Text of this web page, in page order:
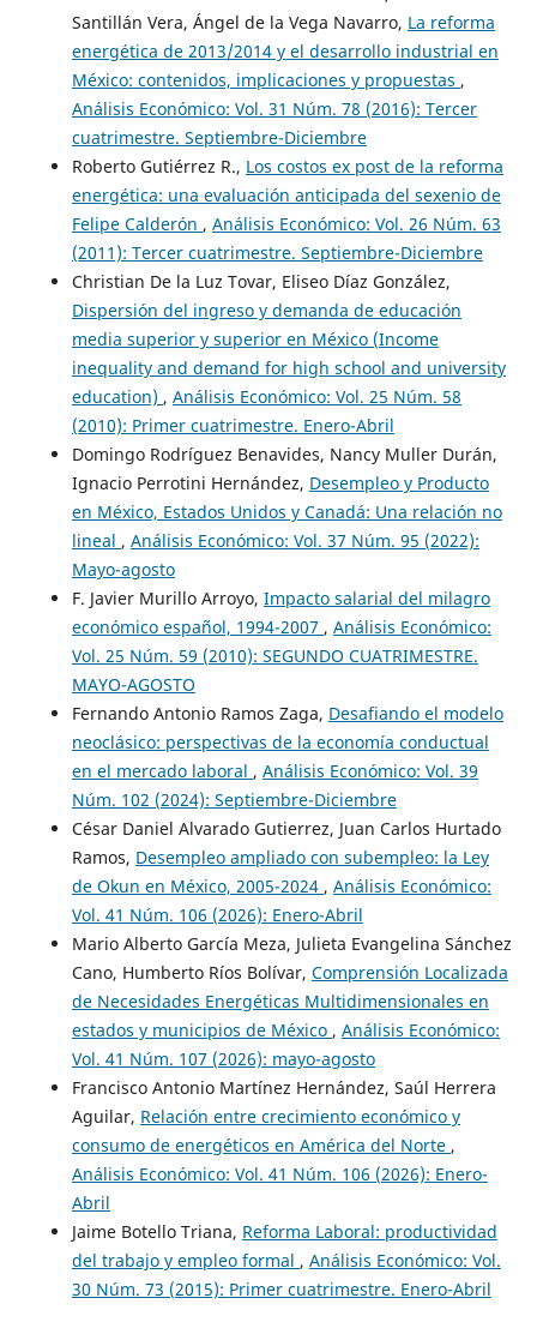
Santillán Vera, Ángel de la Vega Navarro, La reforma
energética de 2013/2014 y el desarrollo industrial en
México: contenidos, implicaciones y propuestas ,
Análisis Económico: Vol. 31 Núm. 78 (2016): Tercer
cuatrimestre. Septiembre-Diciembre
Roberto Gutiérrez R., Los costos ex post de la reforma
energética: una evaluación anticipada del sexenio de
Felipe Calderón , Análisis Económico: Vol. 26 Núm. 63
(2011): Tercer cuatrimestre. Septiembre-Diciembre
Christian De la Luz Tovar, Eliseo Díaz González,
Dispersión del ingreso y demanda de educación
media superior y superior en México (Income
inequality and demand for high school and university
education) , Análisis Económico: Vol. 25 Núm. 58
(2010): Primer cuatrimestre. Enero-Abril
Domingo Rodríguez Benavides, Nancy Muller Durán,
Ignacio Perrotini Hernández, Desempleo y Producto
en México, Estados Unidos y Canadá: Una relación no
lineal , Análisis Económico: Vol. 37 Núm. 95 (2022):
Mayo-agosto
F. Javier Murillo Arroyo, Impacto salarial del milagro
económico español, 1994-2007 , Análisis Económico:
Vol. 25 Núm. 59 (2010): SEGUNDO CUATRIMESTRE.
MAYO-AGOSTO
Fernando Antonio Ramos Zaga, Desafiando el modelo
neoclásico: perspectivas de la economía conductual
en el mercado laboral , Análisis Económico: Vol. 39
Núm. 102 (2024): Septiembre-Diciembre
César Daniel Alvarado Gutierrez, Juan Carlos Hurtado
Ramos, Desempleo ampliado con subempleo: la Ley
de Okun en México, 2005-2024 , Análisis Económico:
Vol. 41 Núm. 106 (2026): Enero-Abril
Mario Alberto García Meza, Julieta Evangelina Sánchez
Cano, Humberto Ríos Bolívar, Comprensión Localizada
de Necesidades Energéticas Multidimensionales en
estados y municipios de México , Análisis Económico:
Vol. 41 Núm. 107 (2026): mayo-agosto
Francisco Antonio Martínez Hernández, Saúl Herrera
Aguilar, Relación entre crecimiento económico y
consumo de energéticos en América del Norte ,
Análisis Económico: Vol. 41 Núm. 106 (2026): Enero-
Abril
Jaime Botello Triana, Reforma Laboral: productividad
del trabajo y empleo formal , Análisis Económico: Vol.
30 Núm. 73 (2015): Primer cuatrimestre. Enero-Abril